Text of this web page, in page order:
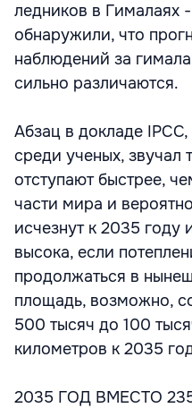
ледников в Гималаях
обнаружили, что
наблюдений за
сильно различаются.
Абзац в докладе
среди ученых, звучал
отступают быстрее,
части мира и
исчезнут к 2035
высока, если
продолжаться в
площадь, возможно,
500 тысяч до 100
километров к 2035
2035 ГОД ВМЕСТО